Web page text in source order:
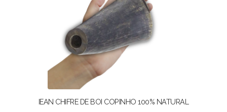
IEAN CHIFRE DE BOI COPINHO 100% NATURAL